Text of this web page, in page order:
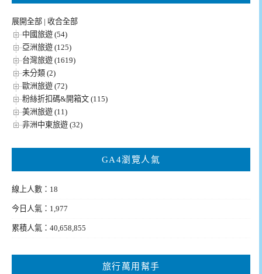
展開全部 | 收合全部
中國旅遊 (54)
亞洲旅遊 (125)
台灣旅遊 (1619)
未分類 (2)
歐洲旅遊 (72)
粉絲折扣碼&開箱文 (115)
美洲旅遊 (11)
非洲中東旅遊 (32)
GA4瀏覽人氣
線上人數：18
今日人氣：1,977
累積人氣：40,658,855
旅行萬用幫手